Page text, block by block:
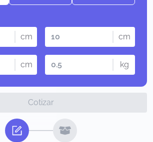
cm cm
cm kg
Cotizar